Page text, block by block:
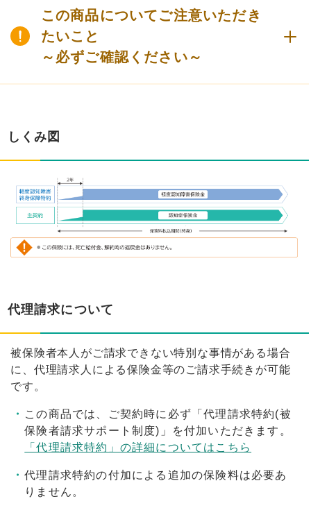
この商品についてご注意いただき
たいこと
～必ずご確認ください～
しくみ図
代理請求について
被保険者本人がご請求できない特別な事情がある場合
に、代理請求人による保険金等のご請求手続きが可能
です。
この商品では、ご契約時に必ず「代理請求特約(被
保険者請求サポート制度)」を付加いただきます。
「代理請求特約」の詳細についてはこちら
代理請求特約の付加による追加の保険料は必要あ
りません。